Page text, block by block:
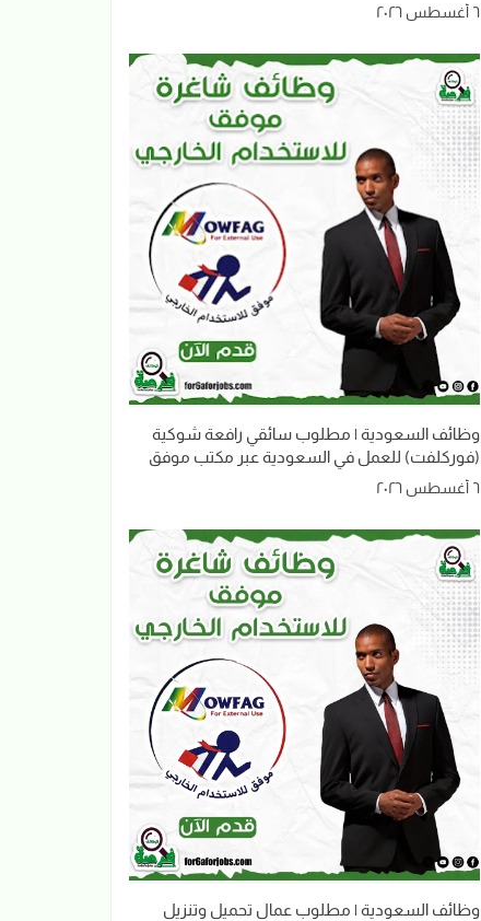
٦ أغسطس ٢٠٢٦
وظائف السعودية | مطلوب سائقي رافعة شوكية
(فوركلفت) للعمل في السعودية عبر مكتب موفق
٦ أغسطس ٢٠٢٦
وظائف السعودية | مطلوب عمال تحميل وتنزيل